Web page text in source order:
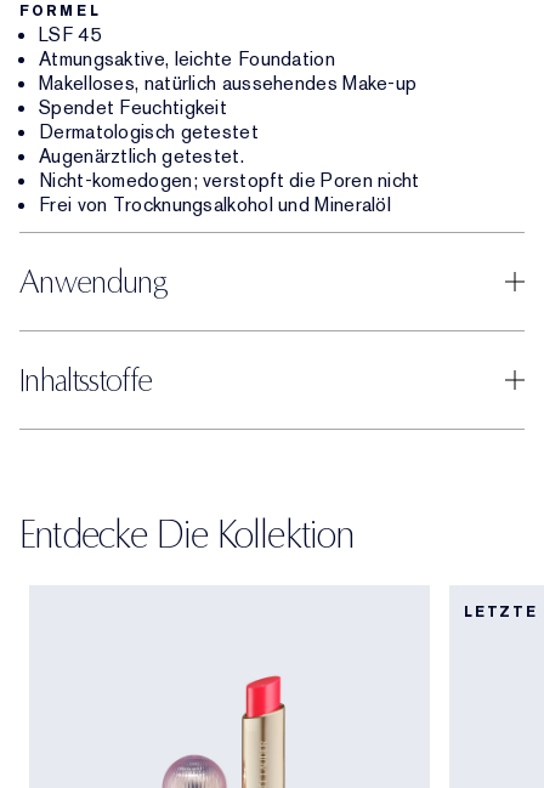
FORMEL
LSF 45
Atmungsaktive, leichte Foundation
Makelloses, natürlich aussehendes Make-up
Spendet Feuchtigkeit
Dermatologisch getestet
Augenärztlich getestet.
Nicht-komedogen; verstopft die Poren nicht
Frei von Trocknungsalkohol und Mineralöl
Anwendung
Inhaltsstoffe
Entdecke Die Kollektion
LETZTE